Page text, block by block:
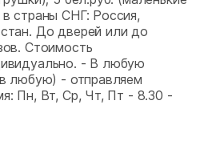
страны СНГ: Россия,
До дверей или до
Стоимость
- В любую
любую) - отправляем
Пн, Вт, Ср, Чт, Пт - 8.30 -